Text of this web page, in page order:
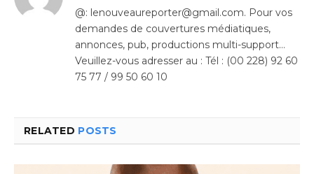
@: lenouveaureporter@gmail.com. Pour vos
demandes de couvertures médiatiques,
annonces, pub, productions multi-support…
Veuillez-vous adresser au : Tél : (00 228) 92 60
75 77 / 99 50 60 10
RELATED POSTS